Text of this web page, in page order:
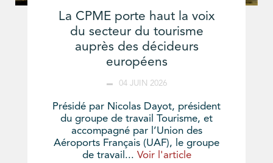
La CPME porte haut la voix
du secteur du tourisme
auprès des décideurs
européens
04 JUIN 2026
Présidé par Nicolas Dayot, président
du groupe de travail Tourisme, et
accompagné par l’Union des
Aéroports Français (UAF), le groupe
de travail... Voir l'article